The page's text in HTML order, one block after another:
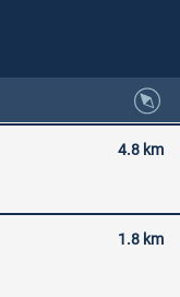
4.8 km
1.8 km